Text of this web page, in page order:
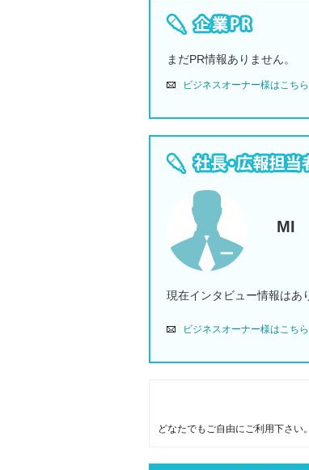
まだPR情報ありません。
ビジネスオーナー様はこち
MI
現在インタビュー情報はあ
ビジネスオーナー様はこち
どなたでもご自由にご利用下さい